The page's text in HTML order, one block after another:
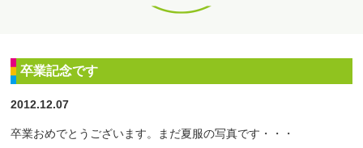
卒業記念です
2012.12.07
卒業おめでとうございます。まだ夏服の写真です・・・